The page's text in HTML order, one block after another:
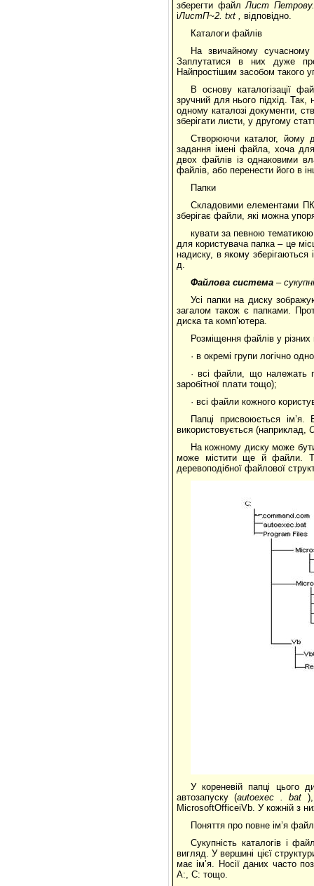
зберегти файлЛист Петрову.
iЛистП~2. txt , відповідно.
Каталоги файлів
На звичайному сучасному
Заплутатися в них дуже
Найпростішим засобом такого
В основу каталогізації
зручний для нього підхід. Так,
одному каталозі документи,
зберігати листи, у другому
Створюючи каталог, йому
задання імені файла, хоча
двох файлів із однаковими
файлів, або перенести його в
Папки
Складовими елементами ПК
зберігає файли, які можна
кувати за певною
для користувача папка – це
надиску, в якому зберігаються
д.
Файлова система –
Усі папки на диску
загалом також є папками.
диска та комп’ютера.
Розміщення файлів у
· в окремі групи логічно
· всі файли, що належать
заробітної плати тощо);
· всі файли кожного
Папці присвоюється
використовується (наприклад,
На кожному диску може
може містити ще й файли.
деревоподібної файлової
У кореневій папці цього
автозапуску (autoexec . bat
MicrosoftOfficeiVb. У кожній з
Поняття про повне ім’я
Сукупність каталогів і
вигляд. У вершині цієї
має ім’я. Носії даних часто
А:, С: тощо.